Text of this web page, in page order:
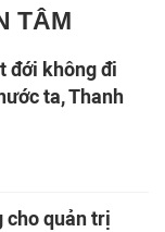
TÂM
đới không đi
ta, Thanh
cho quản trị